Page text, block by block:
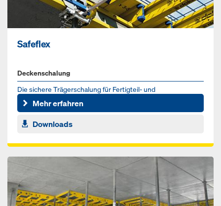
Safeflex
Deckenschalung
Die sichere Trägerschalung für Fertigteil- und
Ortbetondecken.
Mehr erfahren
Downloads